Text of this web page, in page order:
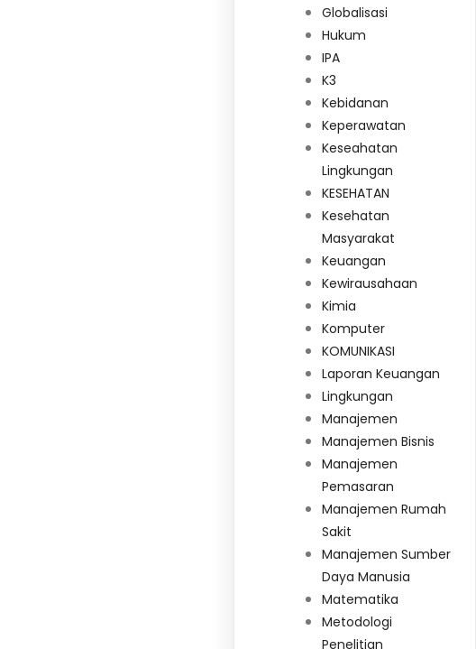
Globalisasi
Hukum
IPA
K3
Kebidanan
Keperawatan
Keseahatan
Lingkungan
KESEHATAN
Kesehatan
Masyarakat
Keuangan
Kewirausahaan
Kimia
Komputer
KOMUNIKASI
Laporan Keuangan
Lingkungan
Manajemen
Manajemen Bisnis
Manajemen
Pemasaran
Manajemen Rumah
Sakit
Manajemen Sumber
Daya Manusia
Matematika
Metodologi
Penelitian